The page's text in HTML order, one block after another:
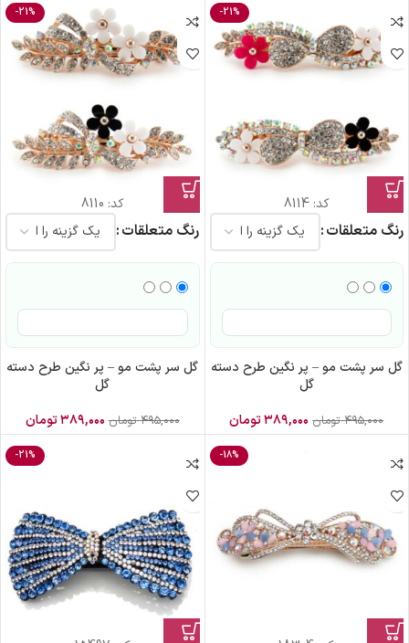
-21%
کد:8114
رنگ متعلقات
گل سر پشت مو – پر نگین طرح دسته
گل
۴۹۵,۰۰۰ تومان ۳۸۹,۰۰۰تومان
-21%
کد: 8110
رنگ متعلقات
گل سر پشت مو – پر نگین طرح دسته
گل
۴۹۵,۰۰۰ تومان ۳۸۹,۰۰۰تومان
-18%
-21%